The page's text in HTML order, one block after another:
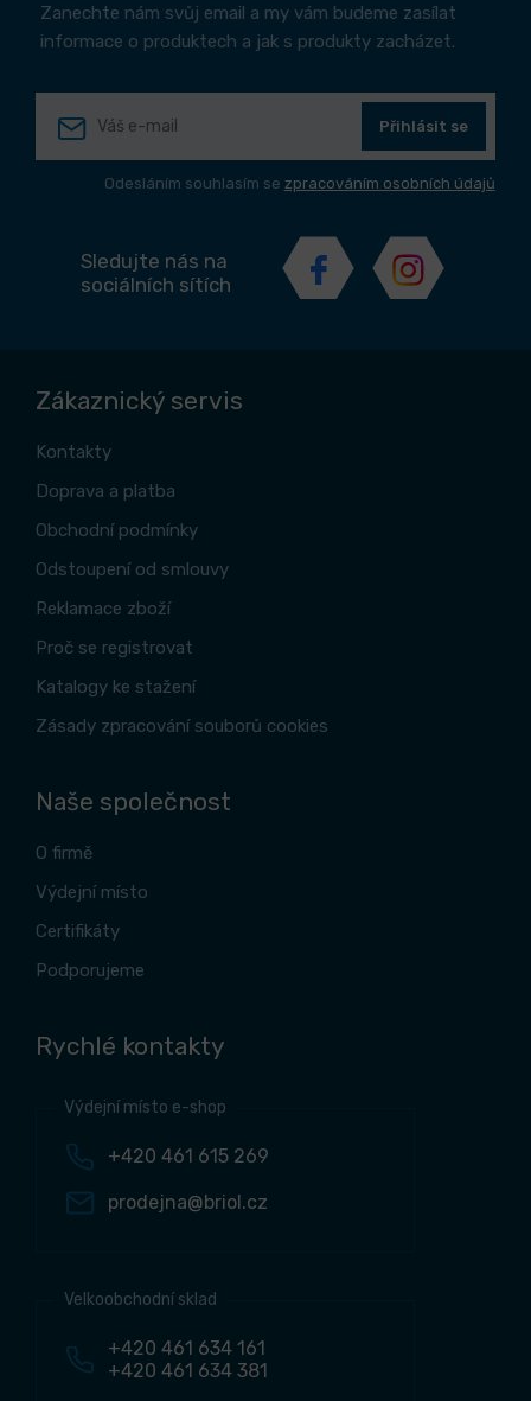
Zanechte nám svůj email a my vám budeme zasílat
informace o produktech a jak s produkty zacházet.
Přihlásit se
Odesláním souhlasím se zpracováním osobních údajů
Sledujte nás na
sociálních sítích
Zákaznický servis
Kontakty
Doprava a platba
Obchodní podmínky
Odstoupení od smlouvy
Reklamace zboží
Proč se registrovat
Katalogy ke stažení
Zásady zpracování souborů cookies
Naše společnost
O firmě
Výdejní místo
Certifikáty
Podporujeme
Rychlé kontakty
Výdejní místo e-shop
+420 461 615 269
prodejna@briol.cz
Velkoobchodní sklad
+420 461 634 161
+420 461 634 381